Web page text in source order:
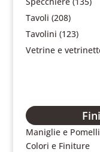
Tavoli (208)
Tavolini (123)
Vetrine e
Maniglie e Pomelli
Colori e Finiture